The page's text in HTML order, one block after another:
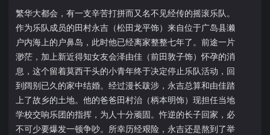
繁华大都会，有一支辛苦打拼而又名不见经传的摇滚乐队。
作为乐队成员的田村永吉（松田龙平饰）来自位于广岛县濑
户内海上的户鼻岛，此时他已经离家整整七年了。前途一片
渺茫，加上新近得知女友会泽由佳（前田敦子饰）怀孕的消
息，这个留着莫西干头的小青年终于决定停止乐队活动，回
到阔别已久的家中结婚。经过漫长跋涉，永吉总算和由佳踏
上了故乡的土地。他的爸爸田村治（柄本明饰）现担任当地
学校交响乐团的指挥，为人十分顽固。忤逆的长子回家，必
不可少要爆发一顿争吵。所幸历经艰险，永吉还是熬到了举